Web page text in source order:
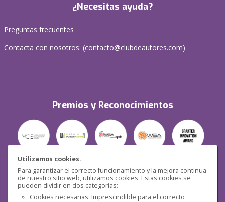
Utilizamos cookies.
Para garantizar el correcto funcionamiento y la mejora continua
de nuestro sitio web, utilizamos cookies. Estas cookies se
pueden dividir en dos categorías:
Cookies necesarias: Imprescindible para el correcto
¿Necesitas ayuda?
Preguntas frecuentes
Contacta con nosotros: (contacto@clubdeautores.com)
Premios y Reconocimientos
Seguridad